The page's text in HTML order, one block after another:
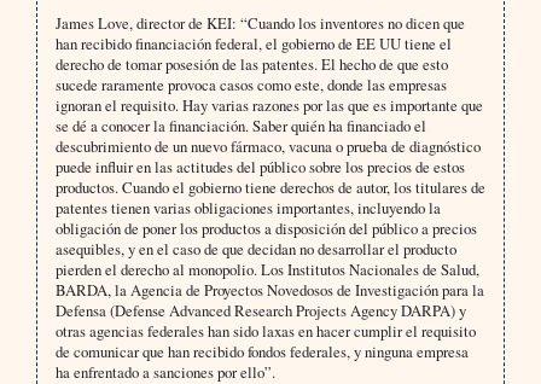
James Love, director de KEI: “Cuando los inventores no dicen que
han recibido financiación federal, el gobierno de EE UU tiene el
derecho de tomar posesión de las patentes. El hecho de que esto
sucede raramente provoca casos como este, donde las empresas
ignoran el requisito. Hay varias razones por las que es importante que
se dé a conocer la financiación. Saber quién ha financiado el
descubrimiento de un nuevo fármaco, vacuna o prueba de diagnóstico
puede influir en las actitudes del público sobre los precios de estos
productos. Cuando el gobierno tiene derechos de autor, los titulares de
patentes tienen varias obligaciones importantes, incluyendo la
obligación de poner los productos a disposición del público a precios
asequibles, y en el caso de que decidan no desarrollar el producto
pierden el derecho al monopolio. Los Institutos Nacionales de Salud,
BARDA, la Agencia de Proyectos Novedosos de Investigación para la
Defensa (Defense Advanced Research Projects Agency DARPA) y
otras agencias federales han sido laxas en hacer cumplir el requisito
de comunicar que han recibido fondos federales, y ninguna empresa
ha enfrentado a sanciones por ello”.